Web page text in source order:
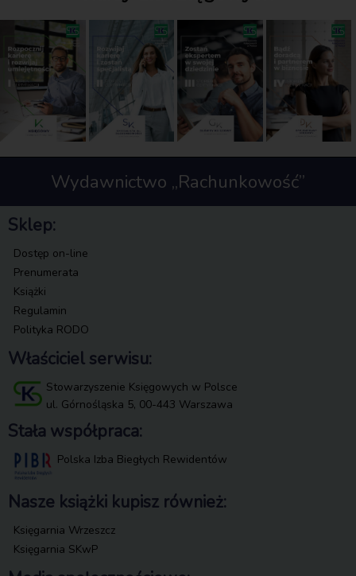
Wydawnictwo „Rachunkowość”
Sklep:
Dostęp on-line
Prenumerata
Książki
Regulamin
Polityka RODO
Właściciel serwisu:
Stowarzyszenie Księgowych w Polsce
ul. Górnośląska 5, 00-443 Warszawa
Stała współpraca:
Polska Izba Biegłych Rewidentów
Nasze książki kupisz również:
Księgarnia Wrzeszcz
Księgarnia SKwP